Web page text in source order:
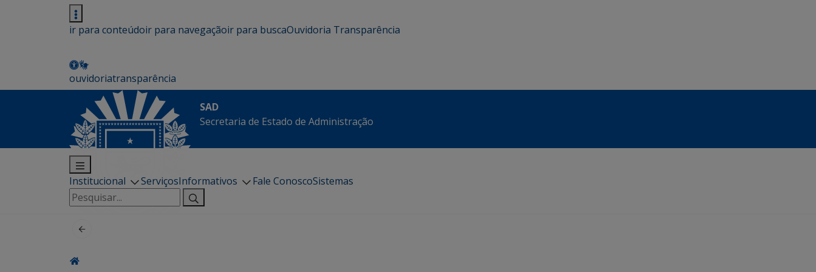
ir para conteúdoir para navegaçãoir para buscaOuvidoria Transparência
ouvidoriatransparência
SAD
Secretaria de Estado de Administração
Institucional ServiçosInformativos Fale ConoscoSistemas
Pesquisar
por: